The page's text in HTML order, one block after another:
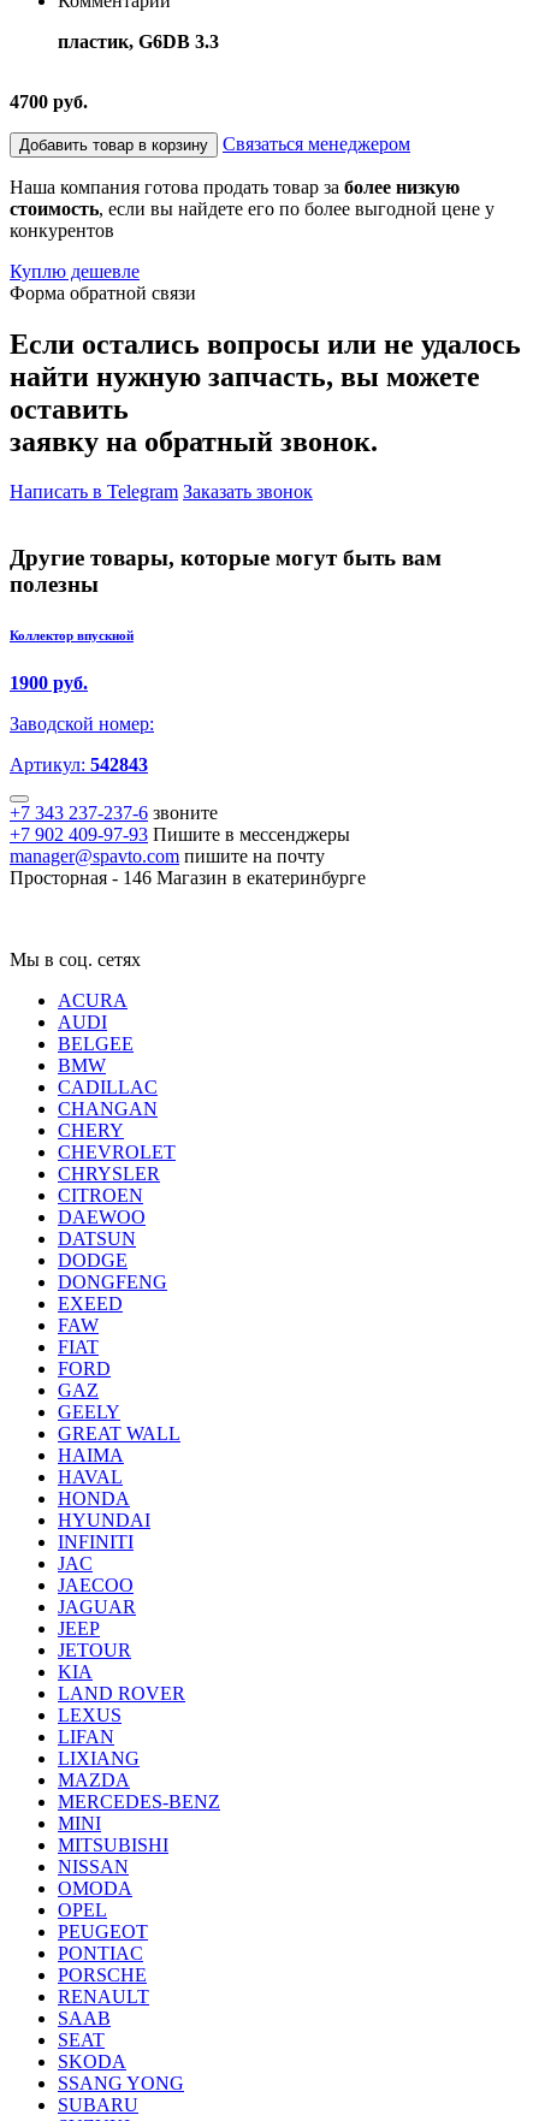
пластик, G6DB 3.3
4700 руб.
Добавить товар в корзину Связаться менеджером
Наша компания готова продать товар за более низкую
стоимость, если вы найдете его по более выгодной цене у
конкурентов
Куплю дешевле
Форма обратной связи
Если остались вопросы или не удалось
найти нужную запчасть, вы можете
оставить
заявку на обратный звонок.
Написать в Telegram Заказать звонок
Другие товары, которые могут быть вам
полезны
Коллектор впускной
1900 руб.
Заводской номер:
Артикул: 542843
+7 343 237-237-6 звоните
+7 902 409-97-93 Пишите в мессенджеры
manager@spavto.com пишите на почту
Просторная - 146 Магазин в екатеринбурге
Мы в соц. сетях
ACURA
AUDI
BELGEE
BMW
CADILLAC
CHANGAN
CHERY
CHEVROLET
CHRYSLER
CITROEN
DAEWOO
DATSUN
DODGE
DONGFENG
EXEED
FAW
FIAT
FORD
GAZ
GEELY
GREAT WALL
HAIMA
HAVAL
HONDA
HYUNDAI
INFINITI
JAC
JAECOO
JAGUAR
JEEP
JETOUR
KIA
LAND ROVER
LEXUS
LIFAN
LIXIANG
MAZDA
MERCEDES-BENZ
MINI
MITSUBISHI
NISSAN
OMODA
OPEL
PEUGEOT
PONTIAC
PORSCHE
RENAULT
SAAB
SEAT
SKODA
SSANG YONG
SUBARU